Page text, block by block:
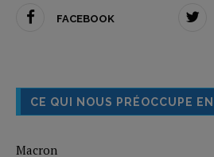
FACEBOOK
CE QUI NOUS PRÉOCCUPE
Macron